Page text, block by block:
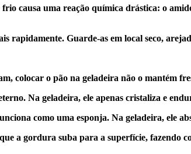
causa uma reação química drástica: o
rapidamente. Guarde-as em local seco,
colocar o pão na geladeira não o mantém
Na geladeira, ele apenas cristaliza e
como uma esponja. Na geladeira, ele
a gordura suba para a superfície, fazendo